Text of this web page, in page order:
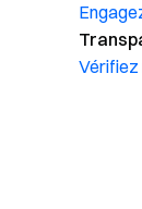
Vérifiez